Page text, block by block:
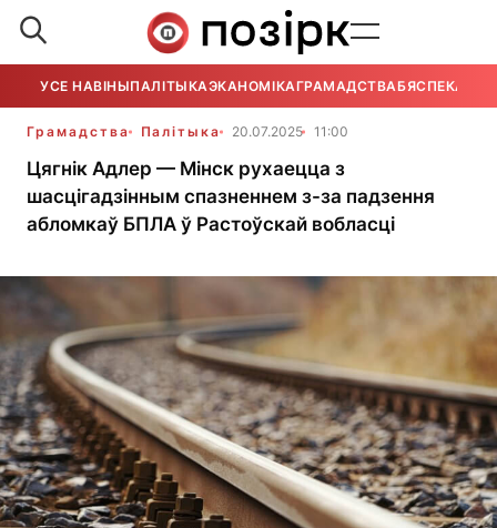
УСЕ НАВІНЫПАЛІТЫКАЭКАНОМІКАГРАМАДСТВАБЯСПЕКА
Грамадства Палітыка 20.07.2025 11:00
Цягнік Адлер — Мінск рухаецца з
шасцігадзінным спазненнем з-за падзення
абломкаў БПЛА ў Растоўскай вобласці